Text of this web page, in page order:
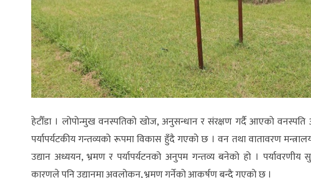
हेटौँडा । लोपोन्मुख वनस्पतिको खोज, अनुसन्धान र संरक्षण गर्दै आएको वनस्पति
पर्यापर्यटकीय गन्तव्यको रूपमा विकास हुँदै गएको छ । वन तथा वातावरण
उद्यान अध्ययन, भ्रमण र पर्यापर्यटनको अनुपम गन्तव्य बनेको हो । पर्यावरणीय
कारणले पनि उद्यानमा अवलोकन, भ्रमण गर्नेको आकर्षण बन्दै गएको छ ।